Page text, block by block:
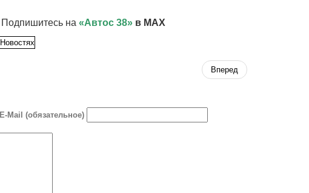
Подпишитесь на «Автос 38» в MAX
Вперед
E-Mail (обязательное)